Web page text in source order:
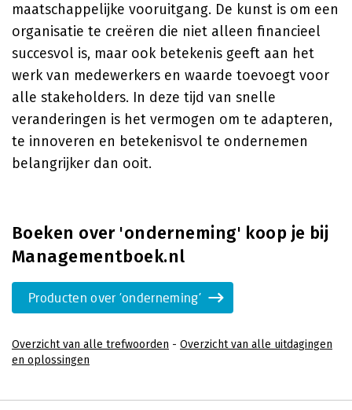
maatschappelijke vooruitgang. De kunst is om een
organisatie te creëren die niet alleen financieel
succesvol is, maar ook betekenis geeft aan het
werk van medewerkers en waarde toevoegt voor
alle stakeholders. In deze tijd van snelle
veranderingen is het vermogen om te adapteren,
te innoveren en betekenisvol te ondernemen
belangrijker dan ooit.
Boeken over 'onderneming' koop je bij
Managementboek.nl
Producten over 'onderneming'
Overzicht van alle trefwoorden - Overzicht van alle uitdagingen
en oplossingen